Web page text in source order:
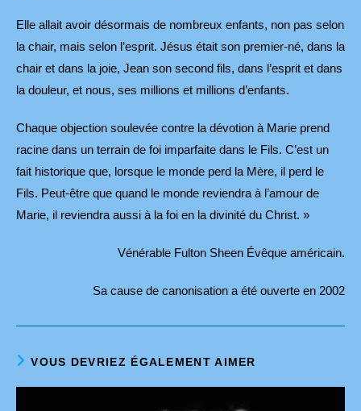
Elle allait avoir désormais de nombreux enfants, non pas selon
la chair, mais selon l’esprit. Jésus était son premier-né, dans la
chair et dans la joie, Jean son second fils, dans l’esprit et dans
la douleur, et nous, ses millions et millions d’enfants.
Chaque objection soulevée contre la dévotion à Marie prend
racine dans un terrain de foi imparfaite dans le Fils. C’est un
fait historique que, lorsque le monde perd la Mère, il perd le
Fils. Peut-être que quand le monde reviendra à l’amour de
Marie, il reviendra aussi à la foi en la divinité du Christ. »
Vénérable Fulton Sheen Évêque américain.
Sa cause de canonisation a été ouverte en 2002
VOUS DEVRIEZ ÉGALEMENT AIMER